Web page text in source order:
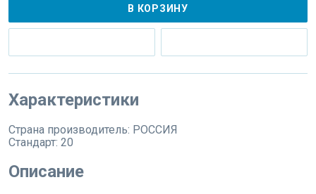
В КОРЗИНУ
Характеристики
Страна производитель: РОССИЯ
Стандарт: 20
Описание